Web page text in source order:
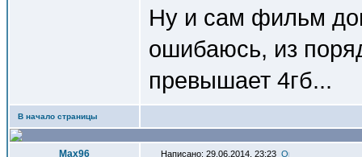
Ну и сам фильм
ошибаюсь, из
превышает 4гб...
В начало страницы
Max96 Написано: 29.06.2014, 23:23